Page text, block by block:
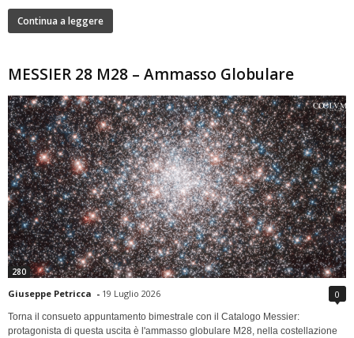
Continua a leggere
MESSIER 28 M28 – Ammasso Globulare
280
Giuseppe Petricca - 19 Luglio 2026 0
Torna il consueto appuntamento bimestrale con il Catalogo Messier:
protagonista di questa uscita è l'ammasso globulare M28, nella costellazione